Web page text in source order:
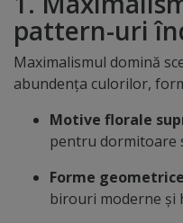
pattern-uri
Maximalismul domină
abundența culorilor,
Motive florale
pentru dormitoare
Forme
birouri moderne și